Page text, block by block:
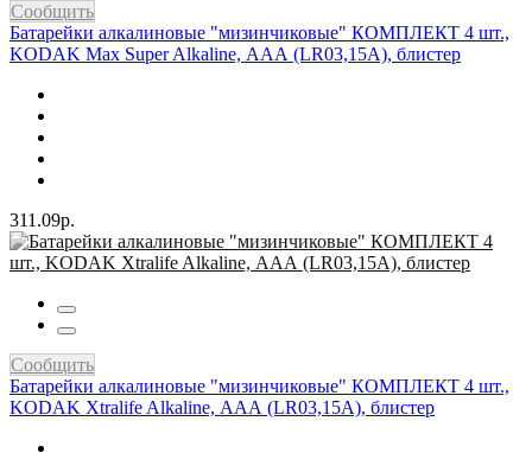
Сообщить
Батарейки алкалиновые "мизинчиковые" КОМПЛЕКТ 4 шт.,
KODAK Max Super Alkaline, ААА (LR03,15А), блистер
311.09р.
Сообщить
Батарейки алкалиновые "мизинчиковые" КОМПЛЕКТ 4 шт.,
KODAK Xtralife Alkaline, ААА (LR03,15А), блистер